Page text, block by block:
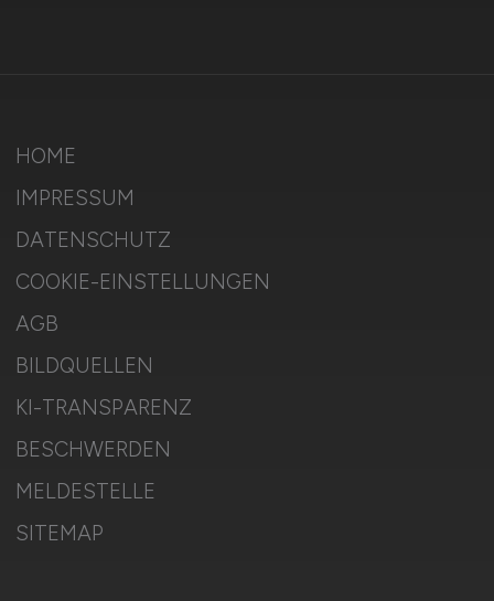
HOME
IMPRESSUM
DATENSCHUTZ
COOKIE-EINSTELLUNGEN
AGB
BILDQUELLEN
KI-TRANSPARENZ
BESCHWERDEN
MELDESTELLE
SITEMAP